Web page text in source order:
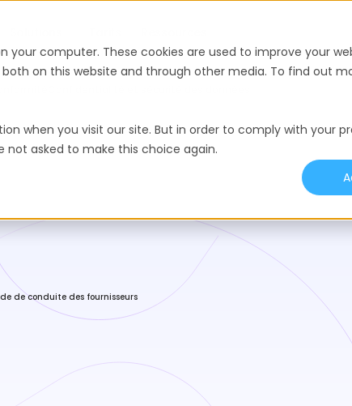
your computer. These cookies are used to improve your
on this website and through other media. To find out
when you visit our site. But in order to comply with your
not asked to make this choice again.
de conduite des fournisseurs